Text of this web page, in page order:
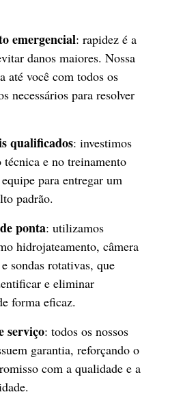
emergencial: rapidez é a
danos maiores. Nossa
até você com todos os
necessários para resolver
qualificados: investimos
técnica e no treinamento
para entregar um
padrão.
ponta: utilizamos
hidrojateamento, câmera
sondas rotativas, que
e eliminar
forma eficaz.
serviço: todos os nossos
garantia, reforçando o
com a qualidade e a